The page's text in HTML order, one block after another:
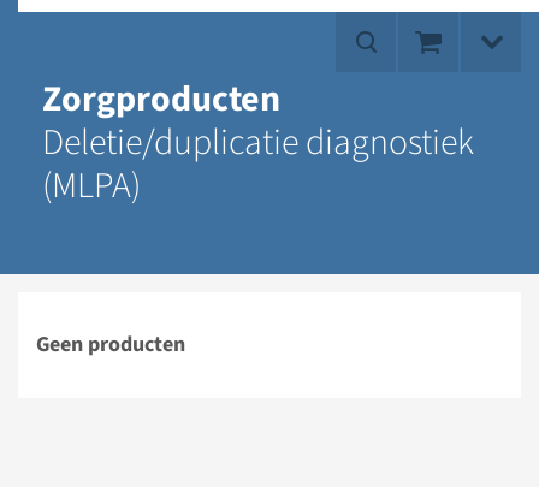
Zorgproducten
Deletie/duplicatie diagnostiek
(MLPA)
Geen producten